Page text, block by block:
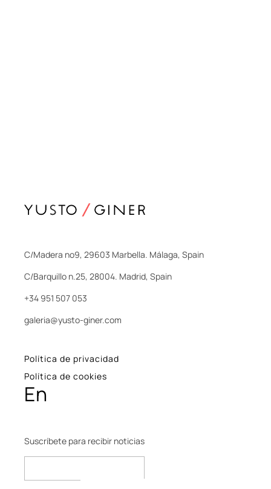
C/Madera nº9, 29603 Marbella. Málaga, Spain
C/Barquillo n.25, 28004. Madrid, Spain
+34 951 507 053
galeria@yusto-giner.com
Política de privacidad
Política de cookies
En
Suscríbete para recibir noticias